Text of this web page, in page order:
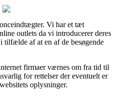
Vi har et tæt
outlets da vi introducerer deres
tilfælde af at en af de besøgende
firmaer værnes om fra tid til
for rettelser der eventuelt er
oplysninger.